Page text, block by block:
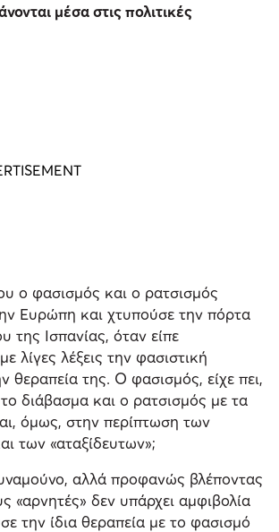
μέσα στις πολιτικές
ο φασισμός και ο ρατσισμός
Ευρώπη και χτυπούσε την πόρτα
της Ισπανίας, όταν είπε
λίγες λέξεις την φασιστική
θεραπεία της. Ο φασισμός, είχε πει,
διάβασμα και ο ρατσισμός με τα
όμως, στην περίπτωση των
των «αταξίδευτων»;
αλλά προφανώς βλέποντας
«αρνητές» δεν υπάρχει αμφιβολία
την ίδια θεραπεία με το φασισμό